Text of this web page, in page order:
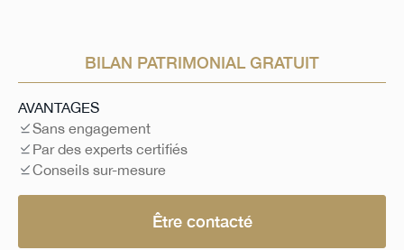
BILAN PATRIMONIAL GRATUIT
AVANTAGES
Sans engagement
Par des experts certifiés
Conseils sur-mesure
Être contacté